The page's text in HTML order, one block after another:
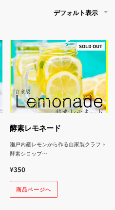
デフォルト表示
SOLD OUT
酵素レモネード
瀬戸内産レモンから作る自家製クラフト
酵素シロップ…
¥350
商品ページへ